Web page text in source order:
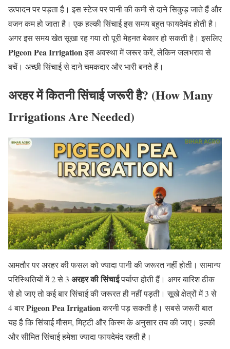
उत्पादन पर पड़ता है। इस स्टेज पर पानी की कमी से दाने सिकुड़ जाते हैं और
वजन कम हो जाता है। एक हल्की सिंचाई इस समय बहुत फायदेमंद होती है।
अगर इस समय खेत सूखा रह गया तो पूरी मेहनत बेकार हो सकती है। इसलिए
Pigeon Pea Irrigationइस अवस्था में जरूर करें, लेकिन जलभराव से
बचें। अच्छी सिंचाई से दाने चमकदार और भारी बनते हैं।
अरहर में कितनी सिंचाई जरूरी है? (How Many
Irrigations Are Needed)
आमतौर पर अरहर की फसल को ज्यादा पानी की जरूरत नहीं होती। सामान्य
परिस्थितियों में 2 से 3 अरहर की सिंचाईपर्याप्त होती हैं। अगर बारिश ठीक
से हो जाए तो कई बार सिंचाई की जरूरत ही नहीं पड़ती। सूखे क्षेत्रों में 3 से
4 बारPigeon Pea Irrigationकरनी पड़ सकती है। सबसे जरूरी बात
यह है कि सिंचाई मौसम, मिट्टी और किस्म के अनुसार तय की जाए। हल्की
और सीमित सिंचाई हमेशा ज्यादा फायदेमंद रहती है।